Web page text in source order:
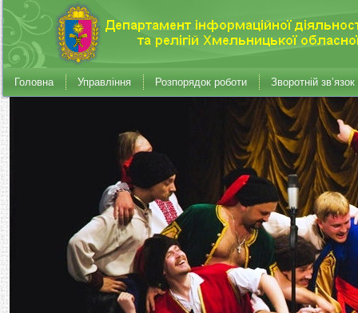
Головна Управління Розпорядок роботи Зворотній зв’язок